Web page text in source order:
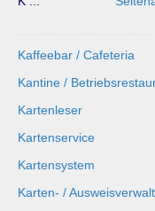
Kaffeebar / Cafeteria
Kantine /
Kartenleser
Kartenservice
Kartensystem
Karten- /